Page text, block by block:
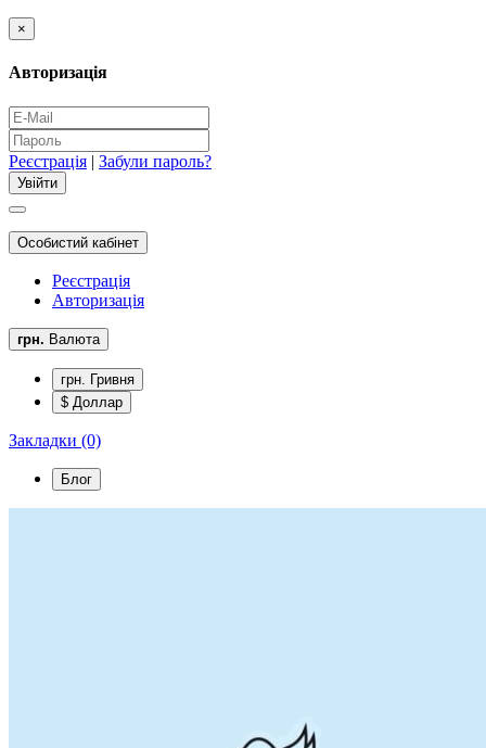
×
Авторизація
Реєстрація | Забули пароль?
Особистий кабінет
Реєстрація
Авторизація
грн. Валюта
грн. Гривня
$ Доллар
Закладки (0)
Блог